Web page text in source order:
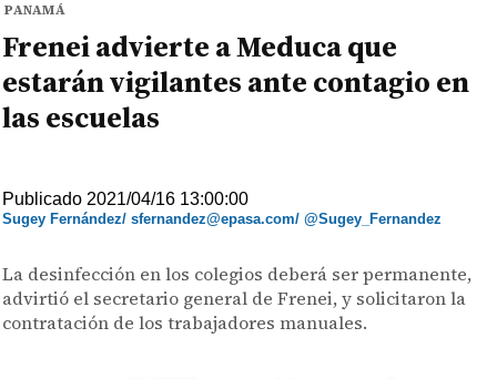
PANAMÁ
Frenei advierte a Meduca que
estarán vigilantes ante contagio en
las escuelas
Publicado 2021/04/16 13:00:00
Sugey Fernández/ sfernandez@epasa.com/ @Sugey_Fernandez
La desinfección en los colegios deberá ser permanente,
advirtió el secretario general de Frenei, y solicitaron la
contratación de los trabajadores manuales.